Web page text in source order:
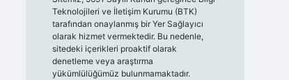
Teknolojileri ve İletişim Kurumu (BTK)
tarafından onaylanmış bir Yer Sağlayıcı
olarak hizmet vermektedir. Bu nedenle,
sitedeki içerikleri proaktif olarak
denetleme veya araştırma
yükümlülüğümüz bulunmamaktadır.